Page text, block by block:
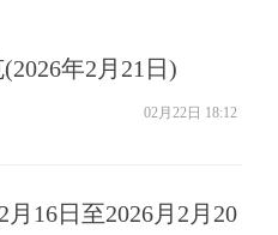
年2月21日)
02月22日 18:12
16日至2026月2月20